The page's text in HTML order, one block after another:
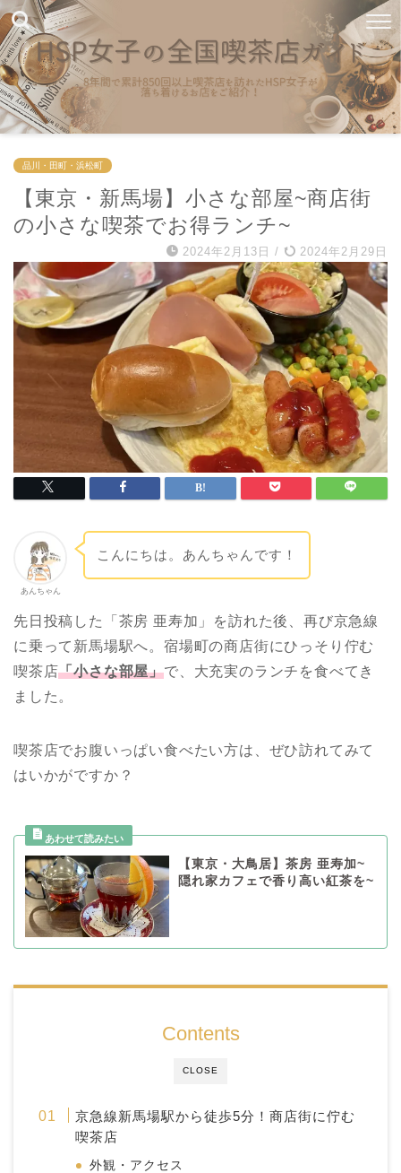
品川・田町・浜松町
【東京・新馬場】小さな部屋~商店街
の小さな喫茶でお得ランチ~
2024年2月13日 / 2024年2月29日
あんちゃん
こんにちは。あんちゃんです！
先日投稿した「茶房 亜寿加」を訪れた後、再び京急線
に乗って新馬場駅へ。宿場町の商店街にひっそり佇む
喫茶店「小さな部屋」で、大充実のランチを食べてき
ました。
喫茶店でお腹いっぱい食べたい方は、ぜひ訪れてみて
はいかがですか？
【東京・大鳥居】茶房 亜寿加~
隠れ家カフェで香り高い紅茶を~
CLOSE
Contents
京急線新馬場駅から徒歩5分！商店街に佇む
喫茶店
外観・アクセス